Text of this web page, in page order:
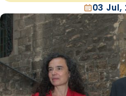
03 Jul,